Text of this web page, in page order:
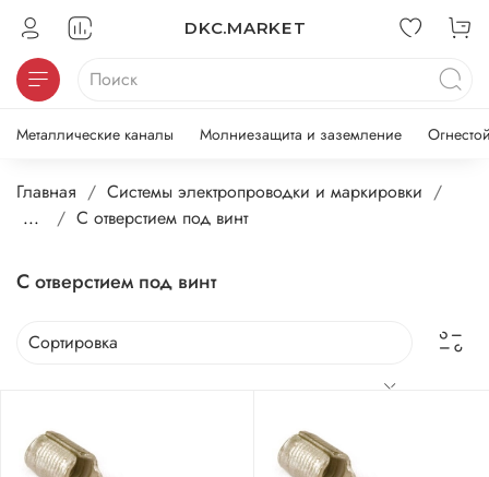
DKC.MARKET
Металлические каналы Молниезащита и заземление
Главная
Системы электропроводки и маркировки
...
С отверстием под винт
С отверстием под винт